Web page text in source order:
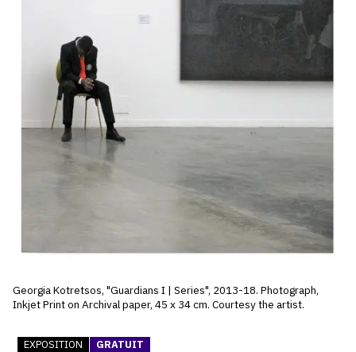
SERVICES
CRÉER SON CATALOGUE RAISONNÉ
ABONNEMENTS DÉDIÉS AUX GALERISTES
CRÉER SON SITE ARTISTE
CRÉER SON CATALOGUE D'EXPO
PUBLIER SES EXPOSITIONS
DEVENIR CONTRIBUTEUR
À PROPOS D'OAM
Georgia Kotretsos, "Guardians I | Series", 2013-18. Photograph,
Inkjet Print on Archival paper, 45 x 34 cm. Courtesy the artist.
EXPOSITION GRATUIT